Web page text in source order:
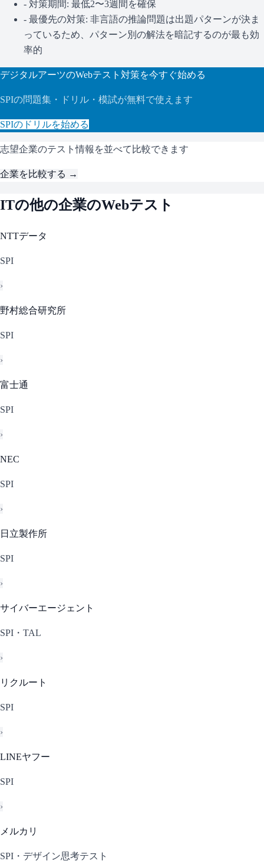
- 対策期間: 最低2〜3週間を確保
- 最優先の対策: 非言語の推論問題は出題パターンが決ま
っているため、パターン別の解法を暗記するのが最も効
率的
デジタルアーツのWebテスト対策を今すぐ始める
SPIの問題集・ドリル・模試が無料で使えます
SPIのドリルを始める
志望企業のテスト情報を並べて比較できます
企業を比較する →
ITの他の企業のWebテスト
NTTデータ
SPI
›
野村総合研究所
SPI
›
富士通
SPI
›
NEC
SPI
›
日立製作所
SPI
›
サイバーエージェント
SPI・TAL
›
リクルート
SPI
›
LINEヤフー
SPI
›
メルカリ
SPI・デザイン思考テスト